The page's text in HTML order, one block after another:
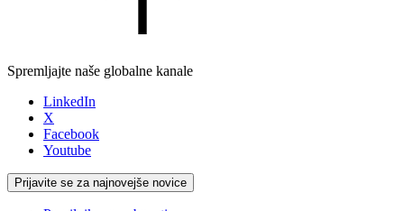
Spremljajte naše globalne kanale
LinkedIn
X
Facebook
Youtube
Prijavite se za najnovejše novice